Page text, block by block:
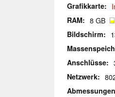
Grafikkarte
RAM 8 GB
Bildschirm
Anschlüsse
Netzwerk
Abmessungen